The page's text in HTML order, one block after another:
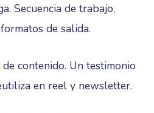
Secuencia de trabajo,
de salida.
contenido. Un testimonio
en reel y newsletter.